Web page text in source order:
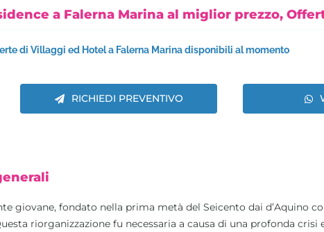
a Falerna Marina al miglior prezzo,
di Villaggi ed Hotel a Falerna Marina disponibili al momento
RICHIEDI PREVENTIVO
giovane, fondato nella prima metà del Seicento dai d’Aquino
riorganizzazione fu necessaria a causa di una profonda crisi